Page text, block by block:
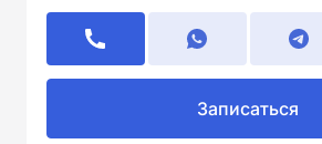
Записаться